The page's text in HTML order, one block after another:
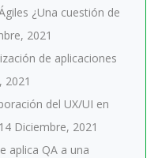
¿Una cuestión de
2021
de aplicaciones
2021
del UX/UI en
14 Diciembre, 2021
aplica QA a una